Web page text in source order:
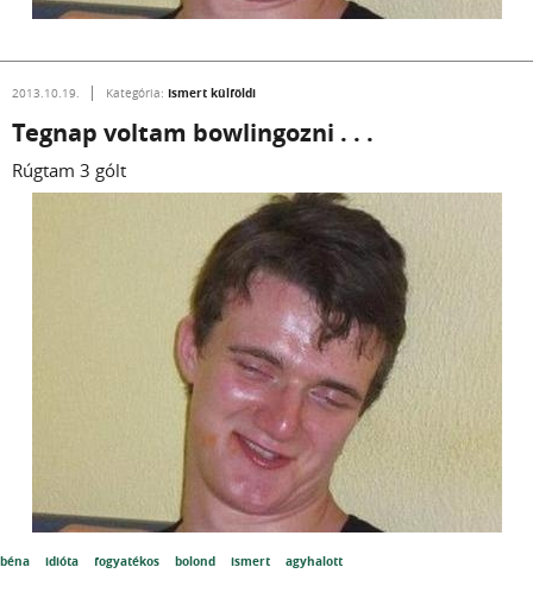
2013.10.19. Kategória: Ismert külföldi
Tegnap voltam bowlingozni . . .
Rúgtam 3 gólt
béna idióta fogyatékos bolond ismert agyhalott